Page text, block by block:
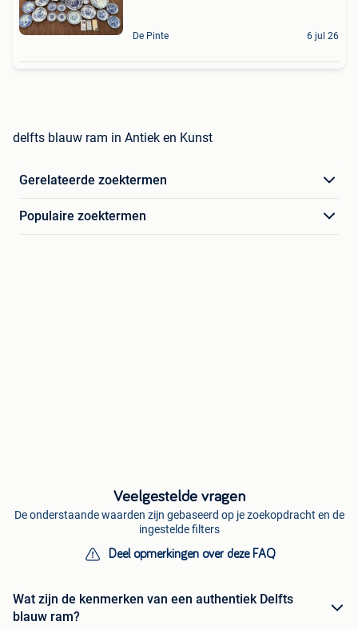
De Pinte 6 jul 26
delfts blauw ram in Antiek en Kunst
Gerelateerde zoektermen
Populaire zoektermen
Veelgestelde vragen
De onderstaande waarden zijn gebaseerd op je zoekopdracht en de
ingestelde filters
Deel opmerkingen over deze FAQ
Wat zijn de kenmerken van een authentiek Delfts
blauw ram?